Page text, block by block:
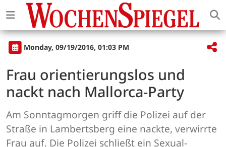
Monday, 09/19/2016, 01:03 PM
Frau orientierungslos und
nackt nach Mallorca-Party
Am Sonntagmorgen griff die Polizei auf der
Straße in Lambertsberg eine nackte, verwirrte
Frau auf. Die Polizei schließt ein Sexual-